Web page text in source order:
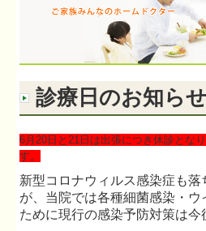
訪問歯科
サイトマップ
診療予約
診療日のお知らせ
6月20日と21日は出張につき休診とな
す。
新型コロナウィルス感染症も
が、当院では各種細菌感染・ウ
ために現行の感染予防対策は今